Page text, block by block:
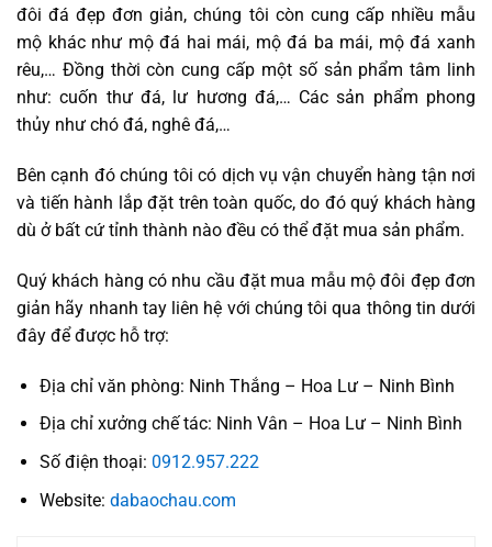
đôi đá đẹp đơn giản, chúng tôi còn cung cấp nhiều mẫu
mộ khác như mộ đá hai mái, mộ đá ba mái, mộ đá xanh
rêu,… Đồng thời còn cung cấp một số sản phẩm tâm linh
như: cuốn thư đá, lư hương đá,… Các sản phẩm phong
thủy như chó đá, nghê đá,…
Bên cạnh đó chúng tôi có dịch vụ vận chuyển hàng tận nơi
và tiến hành lắp đặt trên toàn quốc, do đó quý khách hàng
dù ở bất cứ tỉnh thành nào đều có thể đặt mua sản phẩm.
Quý khách hàng có nhu cầu đặt mua mẫu mộ đôi đẹp đơn
giản hãy nhanh tay liên hệ với chúng tôi qua thông tin dưới
đây để được hỗ trợ:
Địa chỉ văn phòng: Ninh Thắng – Hoa Lư – Ninh Bình
Địa chỉ xưởng chế tác: Ninh Vân – Hoa Lư – Ninh Bình
Số điện thoại: 0912.957.222
Website: dabaochau.com